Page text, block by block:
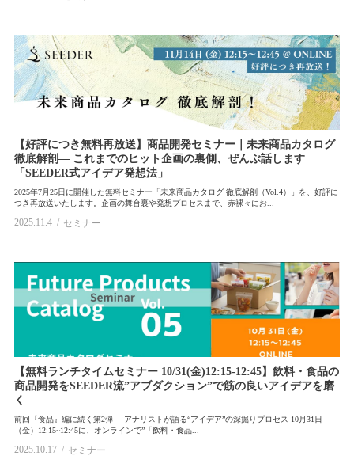
【好評につき無料再放送】商品開発セミナー｜未来商品カタログ
徹底解剖— これまでのヒット企画の裏側、ぜんぶ話します
「SEEDER式アイデア発想法」
2025年7月25日に開催した無料セミナー「未来商品カタログ 徹底解剖（Vol.4）」を、好評に
つき再放送いたします。企画の舞台裏や発想プロセスまで、赤裸々にお...
2025.11.4 セミナー
【無料ランチタイムセミナー 10/31(金)12:15-12:45】飲料・食品の
商品開発をSEEDER流”アブダクション”で筋の良いアイデアを磨
く
前回『食品』編に続く第2弾──アナリストが語る“アイデア”の深掘りプロセス 10月31日
（金）12:15~12:45に、オンラインで”「飲料・食品...
2025.10.17 セミナー